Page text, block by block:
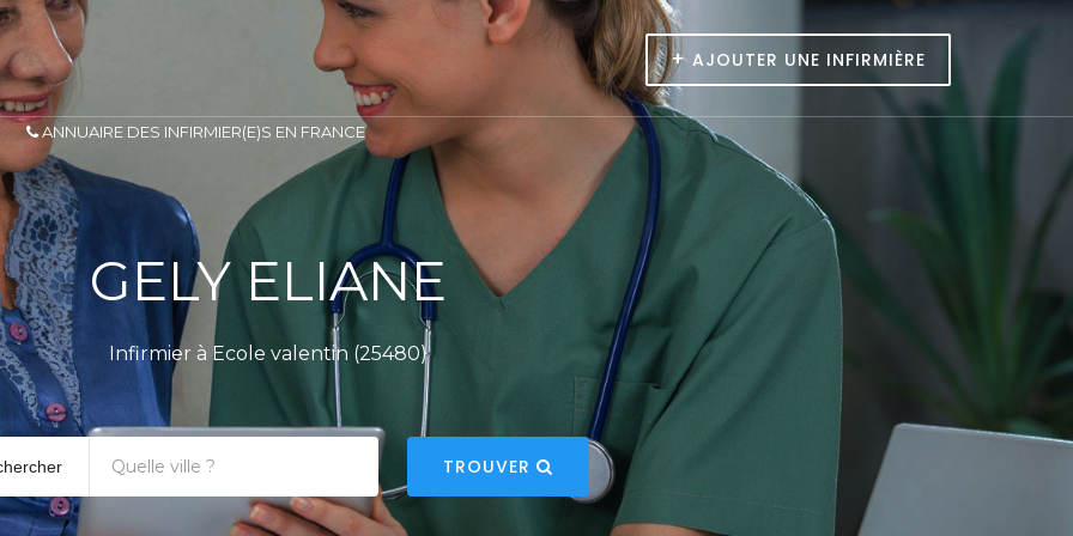
+ AJOUTER UNE INFIRMIÈRE
ANNUAIRE DES INFIRMIER(E)S EN FRANCE
GELY ELIANE
Infirmier à Ecole valentin (25480)
TROUVER